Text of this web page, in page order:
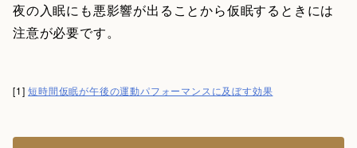
夜の入眠にも悪影響が出ることから仮眠するときには
注意が必要です。
[1]短時間仮眠が午後の運動パフォーマンスに及ぼす効果